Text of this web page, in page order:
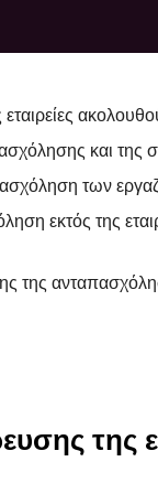
και της
των
εκτός της
της